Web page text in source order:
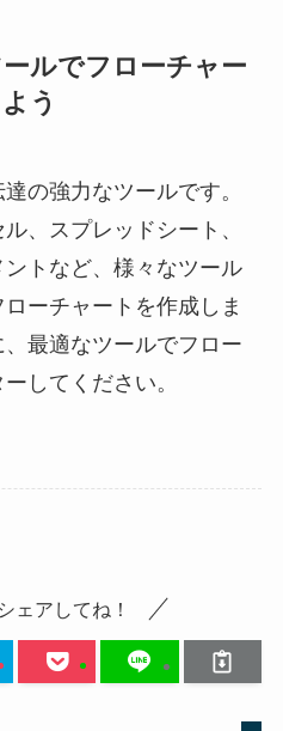
ルでフローチャー
う
の強力なツールです。
、スプレッドシート、
トなど、様々なツール
ーチャートを作成しま
最適なツールでフロー
してください。
ェアしてね！